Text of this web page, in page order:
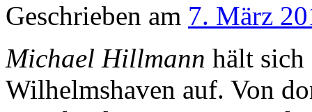
Geschrieben am 7. März
Michael Hillmann hält sich
Wilhelmshaven auf. Von